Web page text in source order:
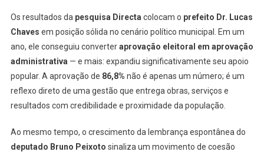
Os resultados da pesquisa Directa colocam o prefeito Dr. Lucas
Chaves em posição sólida no cenário político municipal. Em um
ano, ele conseguiu converteraprovação eleitoral em aprovação
administrativa — e mais: expandiu significativamente seu apoio
popular. A aprovação de 86,8% não é apenas um número; é um
reflexo direto de uma gestão que entrega obras, serviços e
resultados com credibilidade e proximidade da população.
Ao mesmo tempo, o crescimento da lembrança espontânea do
deputado Bruno Peixoto sinaliza um movimento de coesão